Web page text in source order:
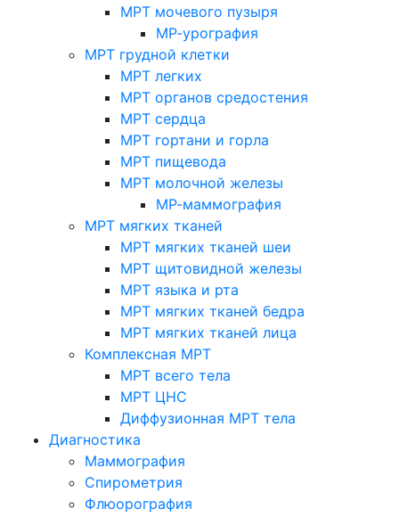
МРТ мочевого пузыря
МР-урография
МРТ грудной клетки
МРТ легких
МРТ органов средостения
МРТ сердца
МРТ гортани и горла
МРТ пищевода
МРТ молочной железы
МР-маммография
МРТ мягких тканей
МРТ мягких тканей шеи
МРТ щитовидной железы
МРТ языка и рта
МРТ мягких тканей бедра
МРТ мягких тканей лица
Комплексная МРТ
МРТ всего тела
МРТ ЦНС
Диффузионная МРТ тела
Диагностика
Маммография
Спирометрия
Флюорография